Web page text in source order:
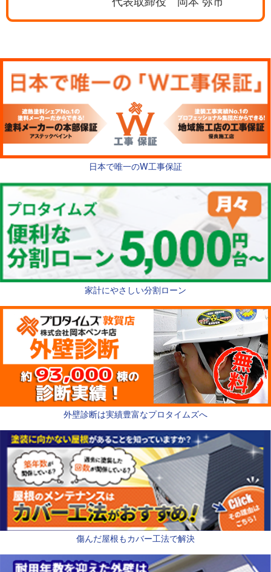
日本で唯一のW工事保証
家計にやさしい分割ローン
外壁診断は実績豊富なプロタイムズへ
傷んだ屋根もカバー工法で解決